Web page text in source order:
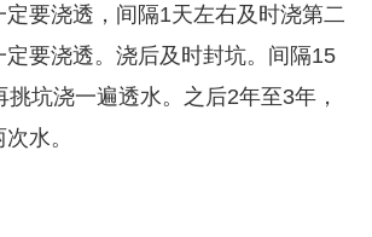
要浇透，间隔1天左右及时浇第二
定要浇透。浇后及时封坑。间隔15
坑浇一遍透水。之后2年至3年，
水。